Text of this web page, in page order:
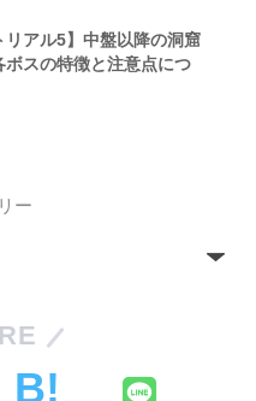
リアル5】中盤以降の洞窟
ボスの特徴と注意点につ
ー